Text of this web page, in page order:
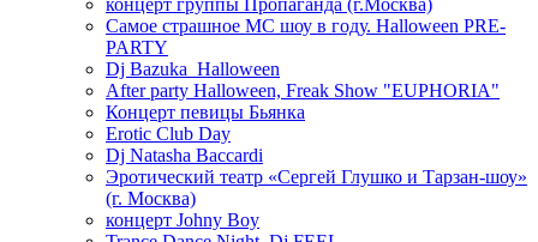
концерт группы Пропаганда (г.Москва)
Самое страшное МС шоу в году. Halloween PRE-
PARTY
Dj Bazuka_Halloween
After party Halloween, Freak Show "EUPHORIA"
Концерт певицы Бьянка
Erotic Club Day
Dj Natasha Baccardi
Эротический театр «Сергей Глушко и Тарзан-шоу»
(г. Москва)
концерт Johny Boy